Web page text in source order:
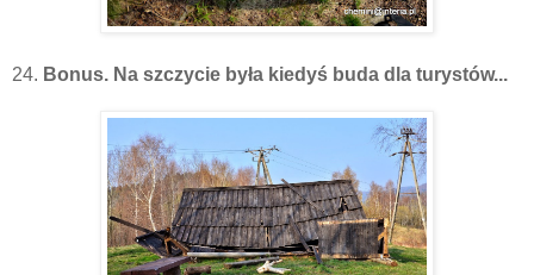
24. Bonus. Na szczycie była kiedyś buda dla turystów...